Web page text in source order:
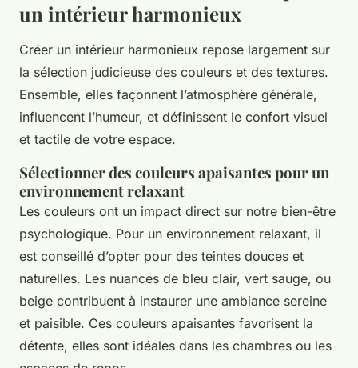
un intérieur harmonieux
Créer un intérieur harmonieux repose largement sur
la sélection judicieuse des couleurs et des textures.
Ensemble, elles façonnent l’atmosphère générale,
influencent l’humeur, et définissent le confort visuel
et tactile de votre espace.
Sélectionner des couleurs apaisantes pour un
environnement relaxant
Les couleurs ont un impact direct sur notre bien-être
psychologique. Pour un environnement relaxant, il
est conseillé d’opter pour des teintes douces et
naturelles. Les nuances de bleu clair, vert sauge, ou
beige contribuent à instaurer une ambiance sereine
et paisible. Ces couleurs apaisantes favorisent la
détente, elles sont idéales dans les chambres ou les